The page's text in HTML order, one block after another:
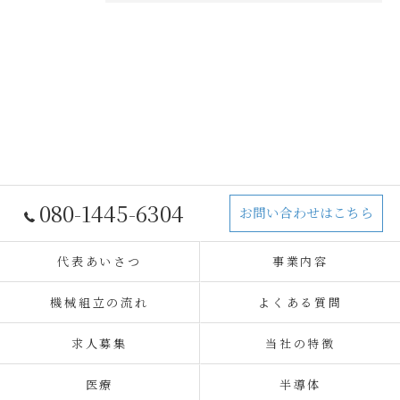
080-1445-6304 お問い合わせはこちら
代表あいさつ 事業内容
機械組立の流れ よくある質問
求人募集 当社の特徴
医療 半導体